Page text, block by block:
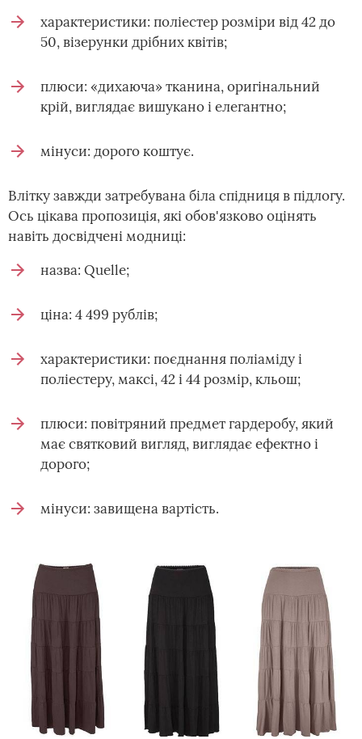
характеристики: поліестер розміри від 42 до
50, візерунки дрібних квітів;
плюси: «дихаюча» тканина, оригінальний
крій, виглядає вишукано і елегантно;
мінуси: дорого коштує.
Влітку завжди затребувана біла спідниця в підлогу.
Ось цікава пропозиція, які обов'язково оцінять
навіть досвідчені модниці:
назва: Quelle;
ціна: 4 499 рублів;
характеристики: поєднання поліаміду і
поліестеру, максі, 42 і 44 розмір, кльош;
плюси: повітряний предмет гардеробу, який
має святковий вигляд, виглядає ефектно і
дорого;
мінуси: завищена вартість.